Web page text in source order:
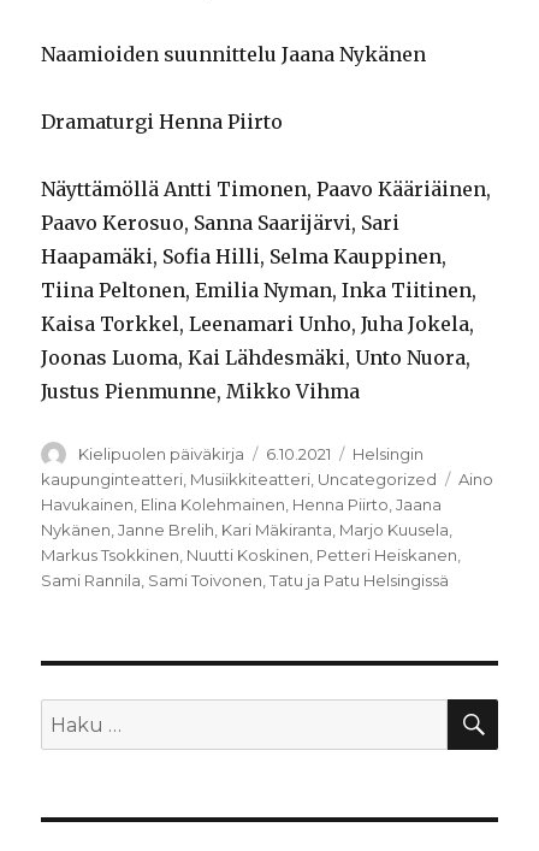
Naamioiden suunnittelu Jaana Nykänen
Dramaturgi Henna Piirto
Näyttämöllä Antti Timonen, Paavo Kääriäinen,
Paavo Kerosuo, Sanna Saarijärvi, Sari
Haapamäki, Sofia Hilli, Selma Kauppinen,
Tiina Peltonen, Emilia Nyman, Inka Tiitinen,
Kaisa Torkkel, Leenamari Unho, Juha Jokela,
Joonas Luoma, Kai Lähdesmäki, Unto Nuora,
Justus Pienmunne, Mikko Vihma
Kirjoittaja
Kielipuolen päiväkirja Julkaistu
6.10.2021 Kategoriat
Helsingin
kaupunginteatteri Musiikkiteatteri Uncategorized
Aino
Havukainen Elina Kolehmainen Henna Piirto ,Jaana
Nykänen ,Janne Brelih Kari Mäkiranta Marjo Kuusela
Markus Tsokkinen Nuutti Koskinen Petteri Heiskanen
Sami Rannila Sami Toivonen ,Tatu ja Patu Helsingissä
Etsi: